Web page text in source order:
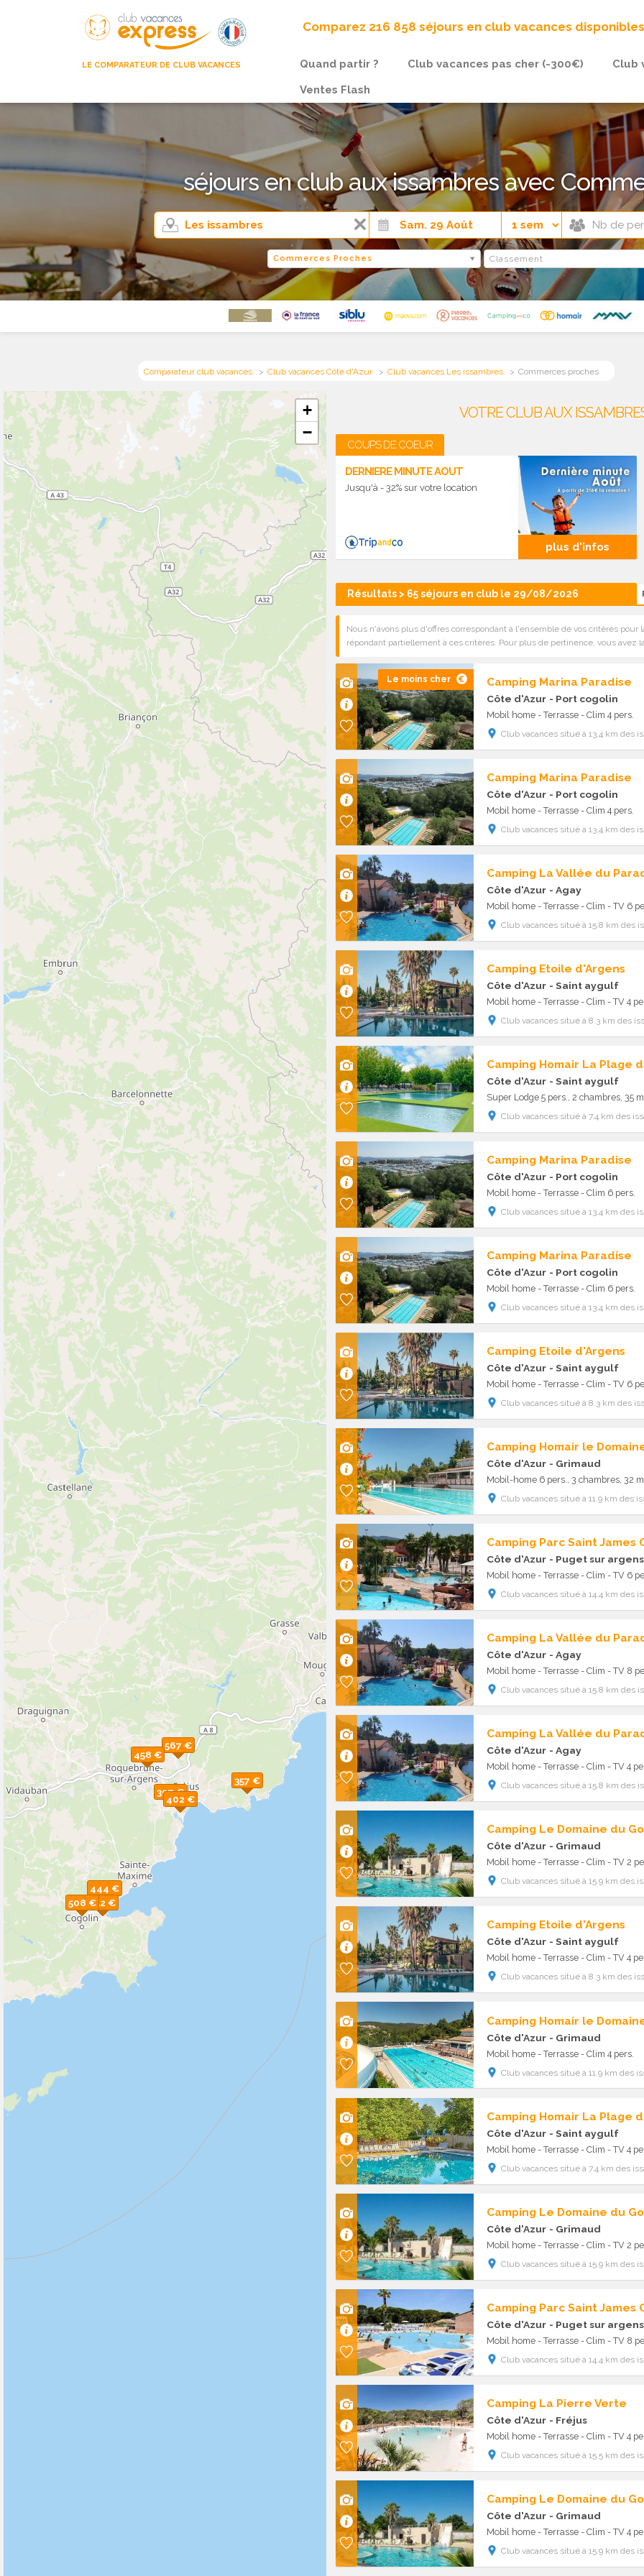
LE COMPARATEUR DE CLUB VACANCES
Comparez 216 858 séjours en club vacances disponibles
Quand partir ? Club vacances pas cher (-300€)
Club
Ventes Flash
séjours en club aux issambres avec
Commerces Proches Classement
Comparateur club vacances Club vacances Côte d'Azur Club vacances Les issambres Commerces proches
352 €
357 €
397 €
402 €
444 €
458 €
508 €
567 €
+
−
VOTRE CLUB AUX
COUPS DE COEUR
DERNIERE MINUTE AOUT
Jusqu'à - 32% sur votre location
plus d'infos
Résultats > 65 séjours en club le 29/08/2026
Nous n'avons plus d'offres correspondant à l'ensemble de vos critères
répondant partiellement à ces critères. Pour plus de pertinence, vous avez
Le moins cher Camping Marina Paradise
Côte d'Azur - Port cogolin
Mobil home - Terrasse - Clim 4 pers.
Club vacances situé à 13.4 km des
Camping Marina Paradise
Côte d'Azur - Port cogolin
Mobil home - Terrasse - Clim 4 pers.
Club vacances situé à 13.4 km des
Camping La Vallée du
Côte d'Azur - Agay
Mobil home - Terrasse - Clim - TV 6
Club vacances situé à 15.8 km des
Camping Etoile d'Argens
Côte d'Azur - Saint aygulf
Mobil home - Terrasse - Clim - TV 4
Club vacances situé à 8.3 km des
Camping Homair La Plage
Côte d'Azur - Saint aygulf
Super Lodge 5 pers., 2 chambres, 35
Club vacances situé à 7.4 km des
Camping Marina Paradise
Côte d'Azur - Port cogolin
Mobil home - Terrasse - Clim 6 pers.
Club vacances situé à 13.4 km des
Camping Marina Paradise
Côte d'Azur - Port cogolin
Mobil home - Terrasse - Clim 6 pers.
Club vacances situé à 13.4 km des
Camping Etoile d'Argens
Côte d'Azur - Saint aygulf
Mobil home - Terrasse - Clim - TV 6
Club vacances situé à 8.3 km des
Camping Homair le
Côte d'Azur - Grimaud
Mobil-home 6 pers., 3 chambres, 32
Club vacances situé à 11.9 km des
Camping Parc Saint James
Côte d'Azur - Puget sur argens
Mobil home - Terrasse - Clim - TV 6
Club vacances situé à 14.4 km des
Camping La Vallée du
Côte d'Azur - Agay
Mobil home - Terrasse - Clim - TV 8
Club vacances situé à 15.8 km des
Camping La Vallée du
Côte d'Azur - Agay
Mobil home - Terrasse - Clim - TV 4
Club vacances situé à 15.8 km des
Côte d'Azur - Grimaud
Mobil home - Terrasse - Clim - TV 2
Club vacances situé à 15.9 km des
Camping Etoile d'Argens
Côte d'Azur - Saint aygulf
Mobil home - Terrasse - Clim - TV 4
Club vacances situé à 8.3 km des
Camping Homair le
Côte d'Azur - Grimaud
Mobil home - Terrasse - Clim 4 pers.
Club vacances situé à 11.9 km des
Camping Homair La Plage
Côte d'Azur - Saint aygulf
Mobil home - Terrasse - Clim - TV 4
Club vacances situé à 7.4 km des
Côte d'Azur - Grimaud
Mobil home - Terrasse - Clim - TV 2
Club vacances situé à 15.9 km des
Camping Parc Saint James
Côte d'Azur - Puget sur argens
Mobil home - Terrasse - Clim - TV 8
Club vacances situé à 14.4 km des
Camping La Pierre Verte
Côte d'Azur - Fréjus
Mobil home - Terrasse - Clim - TV 4
Club vacances situé à 15.5 km des
Côte d'Azur - Grimaud
Mobil home - Terrasse - Clim - TV 4
Club vacances situé à 15.9 km des